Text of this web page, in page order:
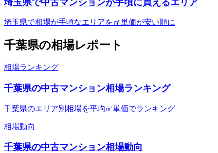
埼玉県で相場が手頃なエリアを㎡単価が安い順に
千葉県の相場レポート
相場ランキング
千葉県の中古マンション相場ランキング
千葉県のエリア別相場を平均㎡単価でランキング
相場動向
千葉県の中古マンション相場動向